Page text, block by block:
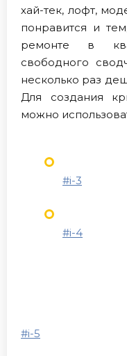
хай-тек, лофт,
понравится и
ремонте в
свободного
несколько раз
Для создания
можно
#i-3
#i-4
#i-5